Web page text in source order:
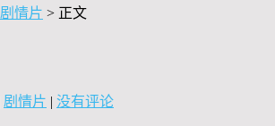
剧情片 > 正文
剧情片 | 没有评论